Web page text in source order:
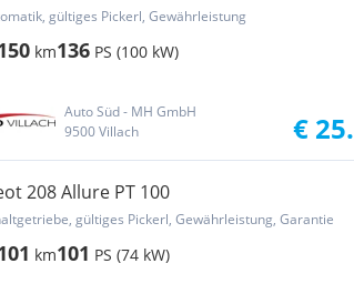
gültiges Pickerl, Gewährleistung
km136 PS (100 kW)
Auto Süd - MH GmbH
9500 Villach
€
208 Allure PT 100
gültiges Pickerl, Gewährleistung, Garantie
km101 PS (74 kW)